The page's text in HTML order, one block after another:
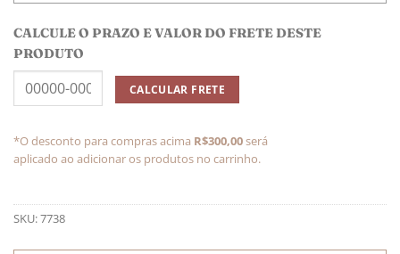
CALCULE O PRAZO E VALOR DO FRETE DESTE
PRODUTO
*O desconto para compras acima R$300,00será
aplicado ao adicionar os produtos no carrinho.
SKU:7738